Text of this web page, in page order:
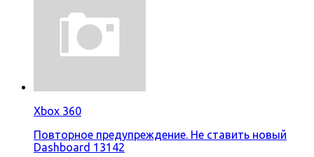
Xbox 360
Повторное предупреждение. Не ставить новый
Dashboard 13142